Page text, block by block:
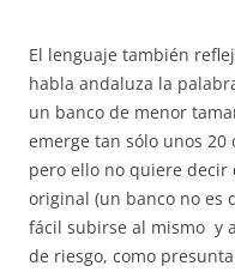
El lenguaje también
habla andaluza la
un banco de menor
emerge tan sólo unos
pero ello no quiere
original (un banco no es
fácil subirse al mismo y
de riesgo, como